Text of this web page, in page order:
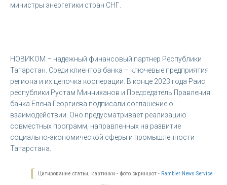
министры энергетики стран СНГ.
НОВИКОМ – надежный финансовый партнер Республики
Татарстан. Среди клиентов банка – ключевые предприятия
региона и их цепочка кооперации. В конце 2023 года Раис
республики Рустам Минниханов и Председатель Правления
банка Елена Георгиева подписали соглашение о
взаимодействии. Оно предусматривает реализацию
совместных программ, направленных на развитие
социально-экономической сферы и промышленности
Татарстана.
Цитирование статьи, картинки - фото скриншот - Rambler News Service.